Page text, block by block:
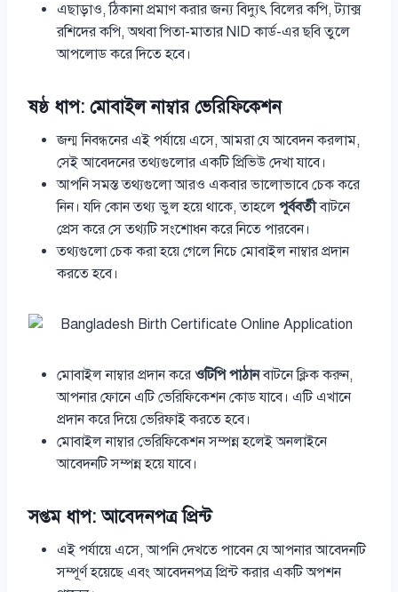
এছাড়াও, ঠিকানা প্রমাণ করার জন্য বিদ্যুৎ বিলের কপি, ট্যাক্স
রশিদের কপি, অথবা পিতা-মাতার NID কার্ড-এর ছবি তুলে
আপলোড করে দিতে হবে।
ষষ্ঠ ধাপ: মোবাইল নাম্বার ভেরিফিকেশন
জন্ম নিবন্ধনের এই পর্যায়ে এসে, আমরা যে আবেদন করলাম,
সেই আবেদনের তথ্যগুলোর একটি প্রিভিউ দেখা যাবে।
আপনি সমস্ত তথ্যগুলো আরও একবার ভালোভাবে চেক করে
নিন। যদি কোন তথ্য ভুল হয়ে থাকে, তাহলে পূর্ববর্তীবাটনে
প্রেস করে সে তথ্যটি সংশোধন করে নিতে পারবেন।
তথ্যগুলো চেক করা হয়ে গেলে নিচে মোবাইল নাম্বার প্রদান
করতে হবে।
মোবাইল নাম্বার প্রদান করে ওটিপি পাঠানবাটনে ক্লিক করুন,
আপনার ফোনে এটি ভেরিফিকেশন কোড যাবে। এটি এখানে
প্রদান করে দিয়ে ভেরিফাই করতে হবে।
মোবাইল নাম্বার ভেরিফিকেশন সম্পন্ন হলেই অনলাইনে
আবেদনটি সম্পন্ন হয়ে যাবে।
সপ্তম ধাপ: আবেদনপত্র প্রিন্ট
এই পর্যায়ে এসে, আপনি দেখতে পাবেন যে আপনার আবেদনটি
সম্পূর্ণ হয়েছে এবং আবেদনপত্র প্রিন্ট করার একটি অপশন